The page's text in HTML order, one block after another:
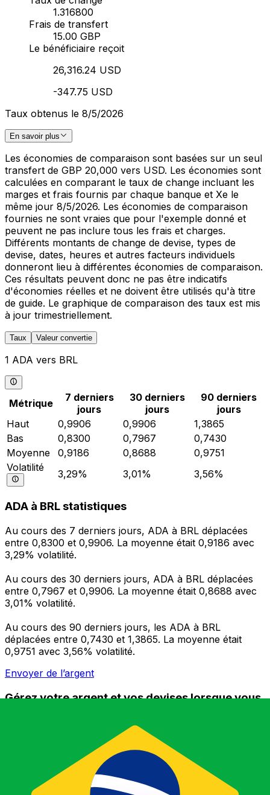
1.316800
Frais de transfert
15.00 GBP
Le bénéficiaire reçoit
26,316.24 USD
-347.75 USD
Taux obtenus le 8/5/2026
En savoir plus
Les économies de comparaison sont basées sur un seul
transfert de GBP 20,000 vers USD. Les économies sont
calculées en comparant le taux de change incluant les
marges et frais fournis par chaque banque et Xe le
même jour 8/5/2026. Les économies de comparaison
fournies ne sont vraies que pour l'exemple donné et
peuvent ne pas inclure tous les frais et charges.
Différents montants de change de devise, types de
devise, dates, heures et autres facteurs individuels
donneront lieu à différentes économies de comparaison.
Ces résultats peuvent donc ne pas être indicatifs
d'économies réelles et ne doivent être utilisés qu'à titre
de guide. Le graphique de comparaison des taux est mis
à jour trimestriellement.
Taux Valeur convertie
1 ADA vers BRL
Métrique
7 derniers
jours
30 derniers
jours
90 derniers
jours
Haut
0,9906 0,9906
1,3865
Bas
0,8300 0,7967
0,7430
Moyenne
0,9186 0,8688
0,9751
Volatilité
3,29% 3,01% 3,56%
ADA à BRL statistiques
Au cours des 7 derniers jours, ADA à BRL déplacées
entre 0,8300 et 0,9906. La moyenne était 0,9186 avec
3,29% volatilité.
Au cours des 30 derniers jours, ADA à BRL déplacées
entre 0,7967 et 0,9906. La moyenne était 0,8688 avec
3,01% volatilité.
Au cours des 90 derniers jours, les ADA à BRL
déplacées entre 0,7430 et 1,3865. La moyenne était
0,9751 avec 3,56% volatilité.
Envoyer de l’argent
Gérez votre argent et vos devises lorsque vous
L'application Xe réunit toutes les fonctionnalités
nécessaires pour vos transferts d'argent internationaux
et la gestion de vos devises. Convertissez des devises,
programmez des alertes de taux et transférez de
l'argent à l'étranger sans frais cachés. Téléchargez